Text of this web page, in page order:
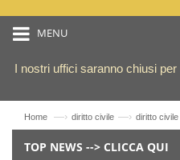
MENU
I nostri uffici saranno chiusi
Home —› diritto civile —› diritto civile
TOP NEWS --> CLICCA QUI